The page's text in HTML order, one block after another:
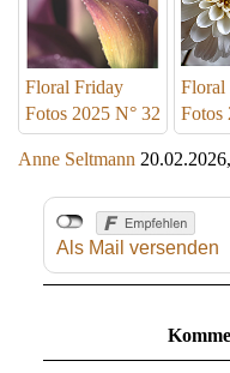
Floral Friday
Fotos 2025 N° 32
Floral
Fotos
Anne Seltmann
Als Mail versenden